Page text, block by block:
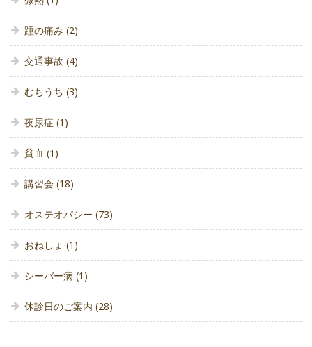
踵の痛み (2)
交通事故 (4)
むちうち (3)
夜尿症 (1)
貧血 (1)
講習会 (18)
オステオパシー (73)
おねしょ (1)
シーバー病 (1)
休診日のご案内 (28)